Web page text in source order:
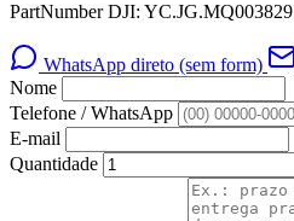
PartNumber DJI: YC.JG.MQ003829
WhatsApp direto (sem form)
Nome
Telefone / WhatsApp
E-mail
Quantidade